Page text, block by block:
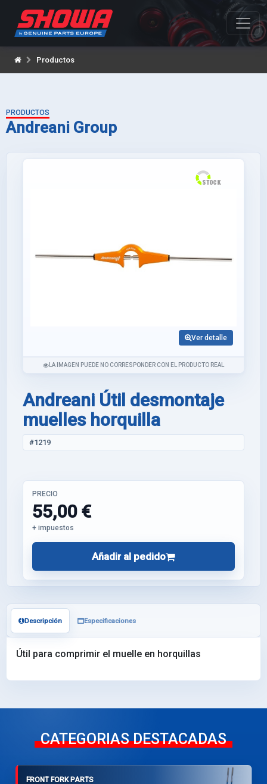
Productos
PRODUCTOS
Andreani Group
Ver detalle
LA IMAGEN PUEDE NO CORRESPONDER CON EL PRODUCTO REAL
Andreani Útil desmontaje
muelles horquilla
#1219
PRECIO
55,00 €
+ impuestos
Añadir al pedido
Descripción Especificaciones
Útil para comprimir el muelle en horquillas
CATEGORIAS DESTACADAS
FRONT FORK PARTS